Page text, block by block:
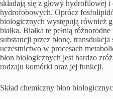
składają się z głowy hydrofilowej
hydrofobowych. Oprócz
biologicznych występują również
białka. Białka te pełnią
substancji przez błonę, transdukcja
uczestnictwo w procesach
błon biologicznych jest bardzo
rodzaju komórki oraz jej funkcji.
Skład chemiczny błon